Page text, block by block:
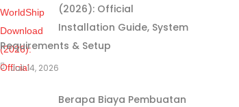
(2026): Official
Installation Guide, System
Requirements & Setup
Juli 14, 2026
Berapa Biaya Pembuatan